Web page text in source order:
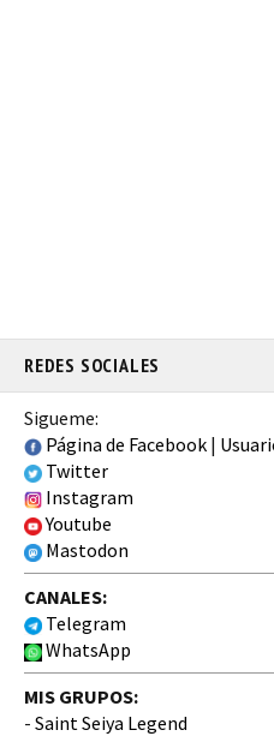
REDES SOCIALES
Sigueme:
Página de Facebook |
Twitter
Instagram
Youtube
Mastodon
CANALES:
Telegram
WhatsApp
MIS GRUPOS:
- Saint Seiya Legend